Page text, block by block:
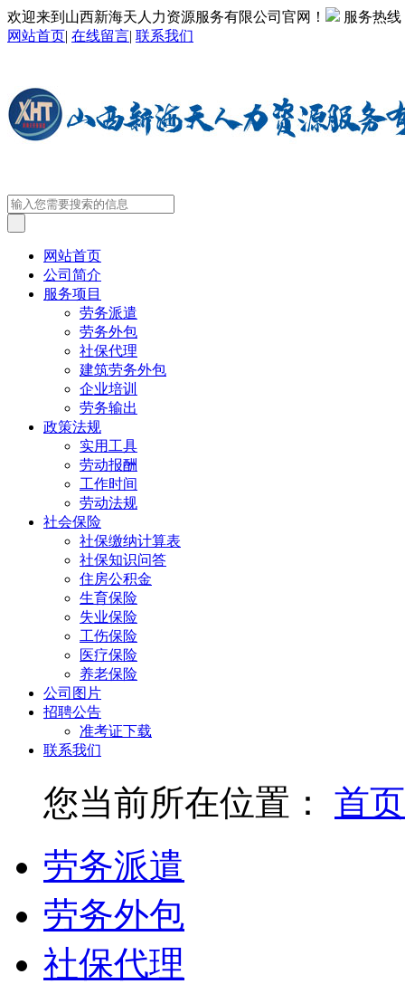
欢迎来到山西新海天人力资源服务有限公司官网！
服务热线
网站首页| 在线留言| 联系我们
网站首页
公司简介
服务项目
劳务派遣
劳务外包
社保代理
建筑劳务外包
企业培训
劳务输出
政策法规
实用工具
劳动报酬
工作时间
劳动法规
社会保险
社保缴纳计算表
社保知识问答
住房公积金
生育保险
失业保险
工伤保险
医疗保险
养老保险
公司图片
招聘公告
准考证下载
联系我们
您当前所在位置：
首页
劳务派遣
劳务外包
社保代理